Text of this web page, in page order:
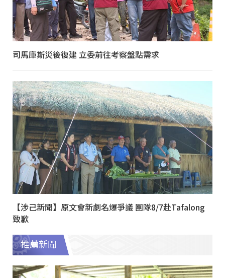
司馬庫斯災後復建 立委前往考察盤點需求
【涉己新聞】原文會新劇名爆爭議 團隊8/7赴Tafalong
致歉
推薦新聞